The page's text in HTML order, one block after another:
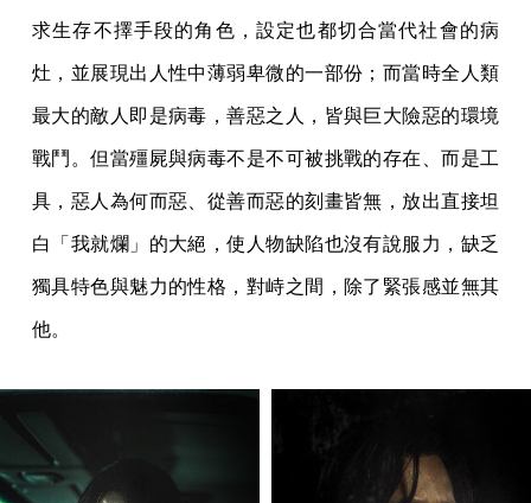
求生存不擇手段的角色，設定也都切合當代社會的病
灶，並展現出人性中薄弱卑微的一部份；而當時全人類
最大的敵人即是病毒，善惡之人，皆與巨大險惡的環境
戰鬥。但當殭屍與病毒不是不可被挑戰的存在、而是工
具，惡人為何而惡、從善而惡的刻畫皆無，放出直接坦
白「我就爛」的大絕，使人物缺陷也沒有說服力，缺乏
獨具特色與魅力的性格，對峙之間，除了緊張感並無其
他。